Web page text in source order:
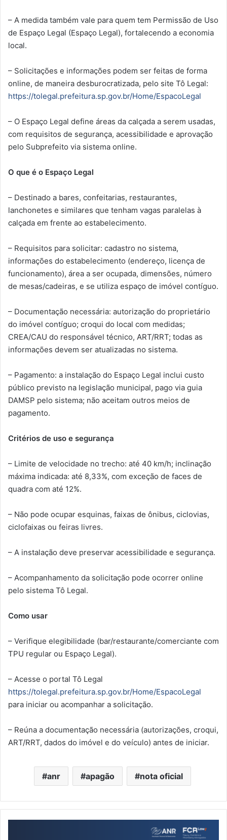
– A medida também vale para quem tem Permissão de Uso
de Espaço Legal (Espaço Legal), fortalecendo a economia
local.
– Solicitações e informações podem ser feitas de forma
online, de maneira desburocratizada, pelo site Tô Legal:
https://tolegal.prefeitura.sp.gov.br/Home/EspacoLegal
– O Espaço Legal define áreas da calçada a serem usadas,
com requisitos de segurança, acessibilidade e aprovação
pelo Subprefeito via sistema online.
O que é o Espaço Legal
– Destinado a bares, confeitarias, restaurantes,
lanchonetes e similares que tenham vagas paralelas à
calçada em frente ao estabelecimento.
– Requisitos para solicitar: cadastro no sistema,
informações do estabelecimento (endereço, licença de
funcionamento), área a ser ocupada, dimensões, número
de mesas/cadeiras, e se utiliza espaço de imóvel contíguo.
– Documentação necessária: autorização do proprietário
do imóvel contíguo; croqui do local com medidas;
CREA/CAU do responsável técnico, ART/RRT; todas as
informações devem ser atualizadas no sistema.
– Pagamento: a instalação do Espaço Legal inclui custo
público previsto na legislação municipal, pago via guia
DAMSP pelo sistema; não aceitam outros meios de
pagamento.
Critérios de uso e segurança
– Limite de velocidade no trecho: até 40 km/h; inclinação
máxima indicada: até 8,33%, com exceção de faces de
quadra com até 12%.
– Não pode ocupar esquinas, faixas de ônibus, ciclovias,
ciclofaixas ou feiras livres.
– A instalação deve preservar acessibilidade e segurança.
– Acompanhamento da solicitação pode ocorrer online
pelo sistema Tô Legal.
Como usar
– Verifique elegibilidade (bar/restaurante/comerciante com
TPU regular ou Espaço Legal).
– Acesse o portal Tô Legal
https://tolegal.prefeitura.sp.gov.br/Home/EspacoLegal
para iniciar ou acompanhar a solicitação.
– Reúna a documentação necessária (autorizações, croqui,
ART/RRT, dados do imóvel e do veículo) antes de iniciar.
anr apagão nota oficial